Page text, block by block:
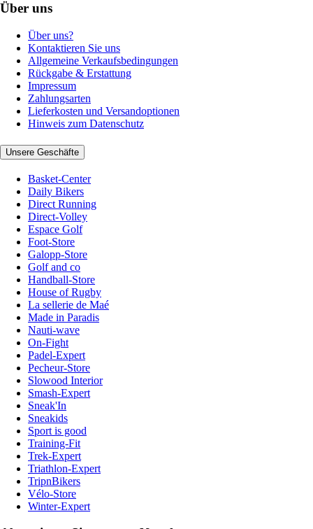
Über uns
Über uns?
Kontaktieren Sie uns
Allgemeine Verkaufsbedingungen
Rückgabe & Erstattung
Impressum
Zahlungsarten
Lieferkosten und Versandoptionen
Hinweis zum Datenschutz
Unsere Geschäfte
Basket-Center
Daily Bikers
Direct Running
Direct-Volley
Espace Golf
Foot-Store
Galopp-Store
Golf and co
Handball-Store
House of Rugby
La sellerie de Maé
Made in Paradis
Nauti-wave
On-Fight
Padel-Expert
Pecheur-Store
Slowood Interior
Smash-Expert
Sneak'In
Sneakids
Sport is good
Training-Fit
Trek-Expert
Triathlon-Expert
TripnBikers
Vélo-Store
Winter-Expert